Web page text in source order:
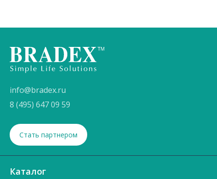
info@bradex.ru
8 (495) 647 09 59
Стать партнером
Каталог